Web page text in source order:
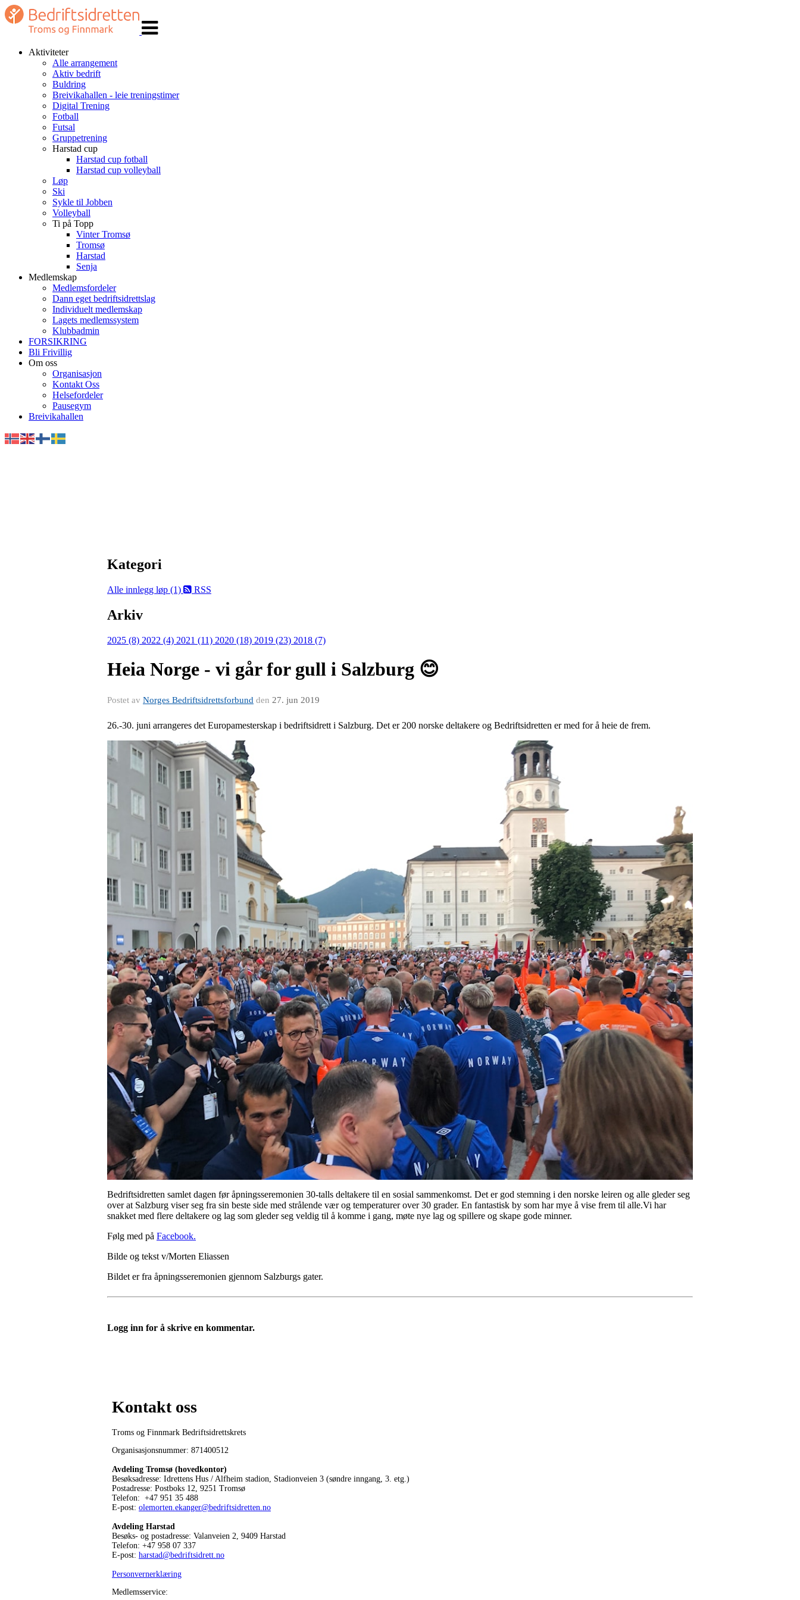
navigasjon
Aktiviteter
Alle arrangement
Aktiv bedrift
Buldring
Breivikahallen - leie treningstimer
Digital Trening
Fotball
Futsal
Gruppetrening
Harstad cup
Harstad cup fotball
Harstad cup volleyball
Løp
Ski
Sykle til Jobben
Volleyball
Ti på Topp
Vinter Tromsø
Tromsø
Harstad
Senja
Medlemskap
Medlemsfordeler
Dann eget bedriftsidrettslag
Individuelt medlemskap
Lagets medlemssystem
Klubbadmin
FORSIKRING
Bli Frivillig
Om oss
Organisasjon
Kontakt Oss
Helsefordeler
Pausegym
Breivikahallen
Kategori
Alle innlegg løp (1) RSS
Arkiv
2025 (8) 2022 (4) 2021 (11) 2020 (18) 2019 (23) 2018 (7)
Heia Norge - vi går for gull i Salzburg 😊
Postet av Norges Bedriftsidrettsforbund den 27. jun 2019
26.-30. juni arrangeres det Europamesterskap i bedriftsidrett i Salzburg. Det er 200 norske deltakere og Bedriftsidretten er med for å heie de frem.
Bedriftsidretten samlet dagen før åpningsseremonien 30-talls deltakere til en sosial sammenkomst. Det er god stemning i den norske leiren og alle gleder seg
over at Salzburg viser seg fra sin beste side med strålende vær og temperaturer over 30 grader. En fantastisk by som har mye å vise frem til alle.Vi har
snakket med flere deltakere og lag som gleder seg veldig til å komme i gang, møte nye lag og spillere og skape gode minner.
Følg med på Facebook.
Bilde og tekst v/Morten Eliassen
Bildet er fra åpningsseremonien gjennom Salzburgs gater.
Logg inn for å skrive en kommentar.
Kontakt oss
Troms og Finnmark Bedriftsidrettskrets
Organisasjonsnummer: 871400512
Avdeling Tromsø (hovedkontor)
Besøksadresse: Idrettens Hus / Alfheim stadion, Stadionveien 3 (søndre inngang, 3. etg.)
Postadresse: Postboks 12, 9251 Tromsø
Telefon: +47 951 35 488
E-post: olemorten.ekanger@bedriftsidretten.no
Avdeling Harstad
Besøks- og postadresse: Valanveien 2, 9409 Harstad
Telefon: +47 958 07 337
E-post: harstad@bedriftsidrett.no
Personvernerklæring
Medlemsservice: